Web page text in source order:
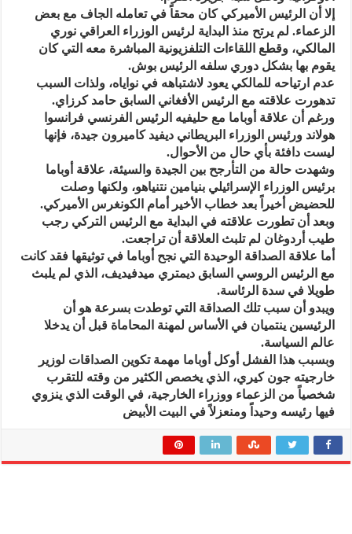
إلا أن الرئيس الأميركي كان محقاً في تعامله الجاف مع بعض
الزعماء. لم يرتح منذ البداية لرئيس الوزراء العراقي نوري
المالكي، وقطع اللقاءات التلفزيونية المباشرة معه التي كان
يقوم بها بشكل دوري سلفه الرئيس بوش.
عدم ارتياحه للمالكي يعود لاشتباهه في نواياه، ولذات السبب
تدهورت علاقته مع الرئيس الأفغاني السابق حامد كرزاي.
ورغم أن علاقة أوباما مع حليفيه الرئيس الفرنسي فرانسوا
هولاند ورئيس الوزراء البريطاني ديفيد كاميرون جيدة، فإنها
ليست دافئة بأي حال من الأحوال.
وشهدت حالة من التأرجح بين الجيدة والسيئة، علاقة أوباما
برئيس الوزراء الإسرائيلي بنيامين نتنياهو، ولكنها وصلت
للحضيض أخيراً بعد خطاب الأخير أمام الكونغرس الأميركي.
وبعد أن تطورت علاقته في البداية مع الرئيس التركي رجب
طيب أردوغان لم تلبث العلاقة أن تراجعت.
أما علاقة الصداقة الوحيدة التي نجح أوباما في توثيقها فقد كانت
مع الرئيس الروسي السابق ديمتري ميدفيديف، الذي لم يلبث
طويلا في سدة الرئاسة.
ويبدو أن سبب تلك الصداقة التي توطدت بسرعة هو أن
الرئيسين ينتميان في الأساس لمهنة المحاماة قبل أن يدخلا
عالم السياسة.
وبسبب هذا الفشل أوكل أوباما مهمة تكوين الصداقات لوزير
خارجيته جون كيري، الذي يخصص الكثير من وقته للتقرب
شخصياً من الزعماء ووزراء الخارجية، في الوقت الذي ينزوي
فيها رئيسه وحيداً ومنعزلاً في البيت الأبيض